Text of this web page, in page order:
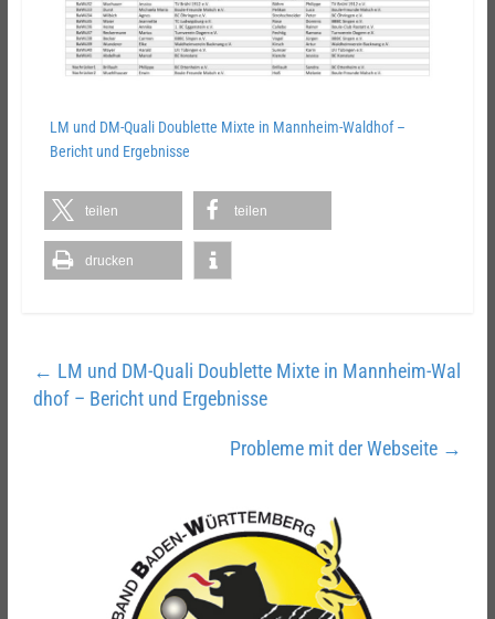
LM und DM-Quali Doublette Mixte in Mannheim-Waldhof –
Bericht und Ergebnisse
teilen teilen
drucken
← LM und DM-Quali Doublette Mixte in Mannheim-Wal
dhof – Bericht und Ergebnisse
Probleme mit der Webseite →